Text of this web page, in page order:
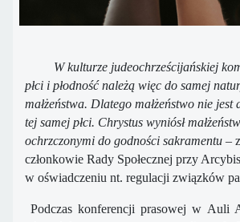
W kulturze judeochrześcijańskiej
płci i płodność należą więc do samej
małżeństwa. Dlatego małżeństwo nie jest
tej samej płci. Chrystus wyniósł
ochrzczonymi do godności sakramentu –
członkowie Rady Społecznej przy
w oświadczeniu nt. regulacji związków
Podczas konferencji prasowej w Auli